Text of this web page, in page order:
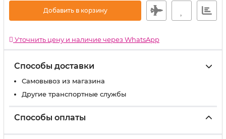
Добавить в корзину
Уточнить цену и наличие через WhatsApp
Способы доставки
Самовывоз из магазина
Другие транспортные службы
Способы оплаты